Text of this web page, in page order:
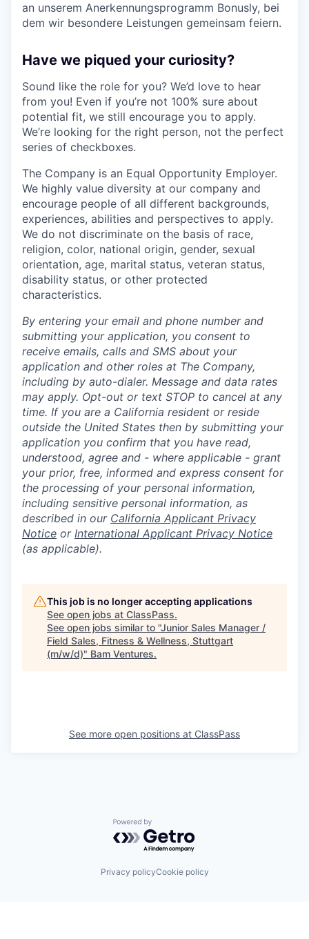
an unserem Anerkennungsprogramm Bonusly, bei
dem wir besondere Leistungen gemeinsam feiern.
Have we piqued your curiosity?
Sound like the role for you? We’d love to hear
from you! Even if you’re not 100% sure about
potential fit, we still encourage you to apply.
We’re looking for the right person, not the perfect
series of checkboxes.
The Company is an Equal Opportunity Employer.
We highly value diversity at our company and
encourage people of all different backgrounds,
experiences, abilities and perspectives to apply.
We do not discriminate on the basis of race,
religion, color, national origin, gender, sexual
orientation, age, marital status, veteran status,
disability status, or other protected
characteristics.
By entering your email and phone number and
submitting your application, you consent to
receive emails, calls and SMS about your
application and other roles at The Company,
including by auto-dialer. Message and data rates
may apply. Opt-out or text STOP to cancel at any
time. If you are a California resident or reside
outside the United States then by submitting your
application you confirm that you have read,
understood, agree and - where applicable - grant
your prior, free, informed and express consent for
the processing of your personal information,
including sensitive personal information, as
described in our California Applicant Privacy
Notice or International Applicant Privacy Notice
(as applicable).
This job is no longer accepting applications
See open jobs at ClassPass.
See open jobs similar to "Junior Sales Manager /
Field Sales, Fitness & Wellness, Stuttgart
(m/w/d)" Bam Ventures.
See more open positions at ClassPass
Powered by Getro.com
Privacy policyCookie policy